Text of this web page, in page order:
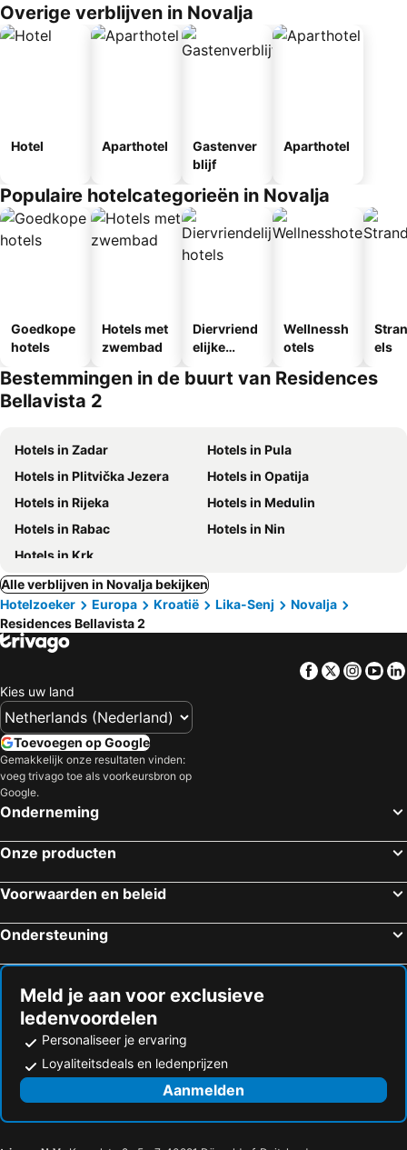
Overige verblijven in Novalja
Hotel Aparthotel
Gastenver
blijf
Aparthotel
Populaire hotelcategorieën in Novalja
Goedkope
hotels
Hotels met
zwembad
Diervriend
elijke
Wellnessh
otels
els
Bestemmingen in de buurt van Residences
Bellavista 2
Hotels in Zadar
Hotels in Pula
Hotels in Plitvička Jezera
Hotels in Opatija
Hotels in Rijeka
Hotels in Medulin
Hotels in Rabac
Hotels in Nin
Hotels in Krk
Alle verblijven in Novalja bekijken
Hotelzoeker
Europa Kroatië Lika-Senj
Novalja
Residences Bellavista 2
Facebook
Twitter
Kies uw land
Toevoegen op Google
Gemakkelijk onze resultaten vinden:
voeg trivago toe als voorkeursbron op
Google.
Onderneming
Onze producten
Voorwaarden en beleid
Ondersteuning
Meld je aan voor exclusieve
ledenvoordelen
Personaliseer je ervaring
Loyaliteitsdeals en ledenprijzen
Aanmelden